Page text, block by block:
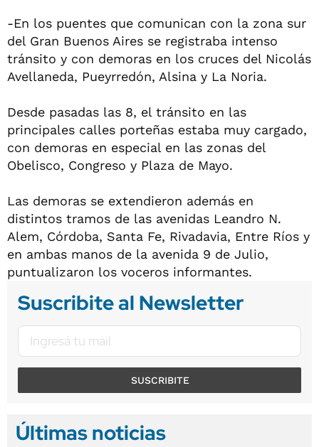
-En los puentes que comunican con la zona sur
del Gran Buenos Aires se registraba intenso
tránsito y con demoras en los cruces del Nicolás
Avellaneda, Pueyrredón, Alsina y La Noria.
Desde pasadas las 8, el tránsito en las
principales calles porteñas estaba muy cargado,
con demoras en especial en las zonas del
Obelisco, Congreso y Plaza de Mayo.
Las demoras se extendieron además en
distintos tramos de las avenidas Leandro N.
Alem, Córdoba, Santa Fe, Rivadavia, Entre Ríos y
en ambas manos de la avenida 9 de Julio,
puntualizaron los voceros informantes.
Suscribite al Newsletter
SUSCRIBITE
Últimas noticias